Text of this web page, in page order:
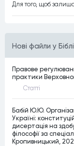
Нові файли у
Правове
практики
Статтi
Бабій Ю.Ю.
Україні:
дисертація на
філософії за
Кропивницький,
Для того, щоб